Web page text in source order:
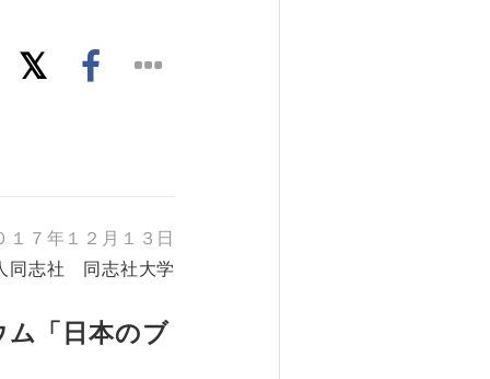
１７年１２月１３日
同志社 同志社大学
ム「日本のブ